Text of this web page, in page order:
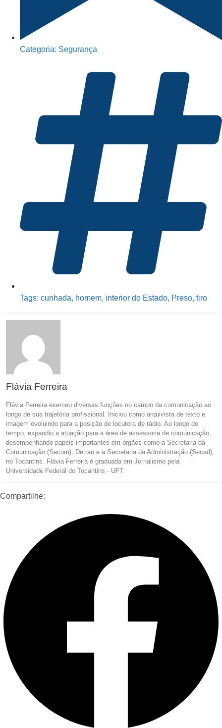
Categoria: Segurança
Tags: cunhada, homem, interior do Estado, Preso, tiro
Flávia Ferreira
Flávia Ferreira exerceu diversas funções no campo da comunicação ao
longo de sua trajetória profissional. Iniciou como arquivista de texto e
imagem evoluindo para a posição de locutora de rádio. Ao longo do
tempo, expandiu a atuação para a área de assessoria de comunicação,
desempenhando papéis importantes em órgãos como a Secretaria da
Comunicação (Secom), Detran e a Secretaria da Administração (Secad),
no Tocantins. Flávia Ferreira é graduada em Jornalismo pela
Universidade Federal do Tocantins - UFT
Compartilhe: